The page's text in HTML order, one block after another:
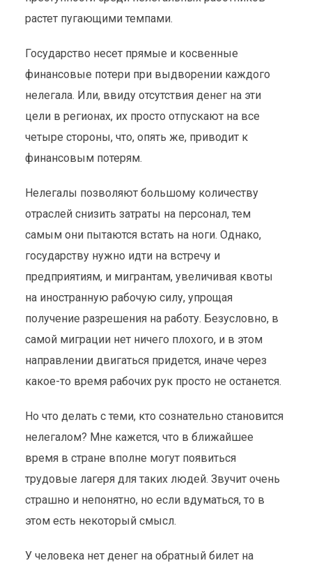
ТРУДОВЫЕ ЛАГЕРЯ ДЛЯ
НЕЛЕГАЛЬНЫХ
МИГРАНТОВ
Гражданская позиция
10 июня 2013
4 мин. на чтение
растет пугающими темпами.
Государство несет прямые и косвенные
финансовые потери при выдворении каждого
нелегала. Или, ввиду отсутствия денег на эти
цели в регионах, их просто отпускают на все
четыре стороны, что, опять же, приводит к
финансовым потерям.
Нелегалы позволяют большому количеству
отраслей снизить затраты на персонал, тем
самым они пытаются встать на ноги. Однако,
государству нужно идти на встречу и
предприятиям, и мигрантам, увеличивая квоты
на иностранную рабочую силу, упрощая
получение разрешения на работу. Безусловно, в
самой миграции нет ничего плохого, и в этом
направлении двигаться придется, иначе через
какое-то время рабочих рук просто не останется.
Но что делать с теми, кто сознательно становится
нелегалом? Мне кажется, что в ближайшее
время в стране вполне могут появиться
трудовые лагеря для таких людей. Звучит очень
страшно и непонятно, но если вдуматься, то в
этом есть некоторый смысл.
У человека нет денег на обратный билет на